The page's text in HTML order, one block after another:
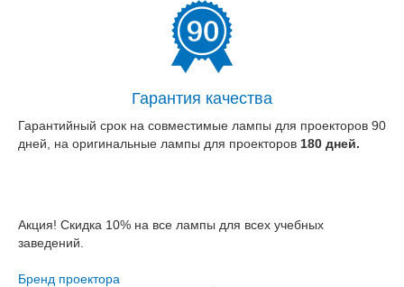
Гарантия качества
Гарантийный срок на совместимые лампы для проекторов 90
дней, на оригинальные лампы для проекторов 180 дней.
Акция! Скидка 10% на все лампы для всех учебных
заведений.
Бренд проектора